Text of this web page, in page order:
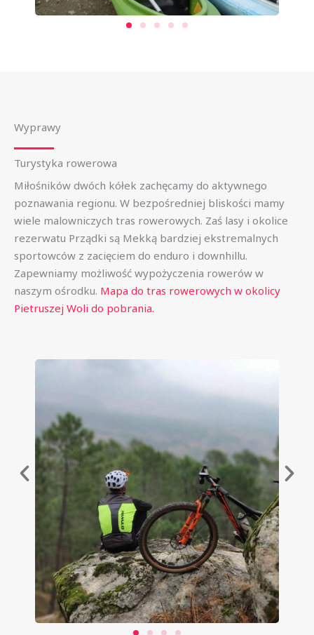
Wyprawy
Turystyka rowerowa
Miłośników dwóch kółek zachęcamy do aktywnego
poznawania regionu. W bezpośredniej bliskości mamy
wiele malowniczych tras rowerowych. Zaś lasy i okolice
rezerwatu Prządki są Mekką bardziej ekstremalnych
sportowców z zacięciem do enduro i downhillu.
Zapewniamy możliwość wypożyczenia rowerów w
naszym ośrodku. Mapa do tras rowerowych w okolicy
Pietruszej Woli do pobrania.